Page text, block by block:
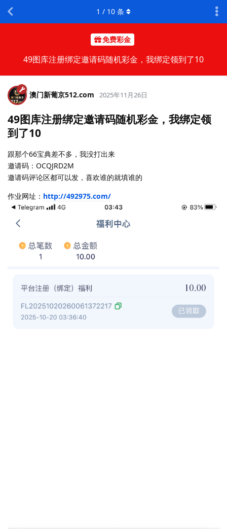
免费彩金
49图库注册绑定邀请码随机彩金，我绑定领到了10
1 / 10 条
澳门新葡京512.​com 2025年11月26日
49图库注册绑定邀请码随机彩金，我绑定领
到了10
跟那个66宝典差不多，我没打出来
邀请码：OCQJRD2M
邀请码评论区都可以发，喜欢谁的就填谁的
作业网址： http://492975.com/